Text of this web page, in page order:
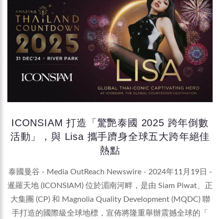
ICONSIAM 打造「驚艷泰國 2025 跨年倒數
活動」，與 Lisa 攜手躋身全球五大跨年絕佳
熱點
泰國曼谷 - Media OutReach Newswire - 2024年11月19日 -
暹羅天地 (ICONSIAM) 位於湄南河畔，是由 Siam Piwat、正
大集團 (CP) 和 Magnolia Quality Development (MQDC) 聯
手打造的國際級全球地標，宣佈將隆重舉辦震撼全球的「